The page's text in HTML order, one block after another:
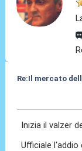
Re:Il mercato
Inizia il valzer
Ufficiale l'addio